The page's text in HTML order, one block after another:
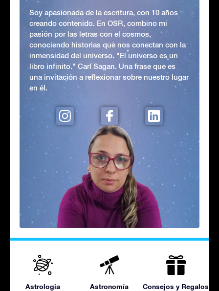
Soy apasionada de la escritura, con 10 años
creando contenido. En OSR, combino mi
pasión por las letras con el cosmos,
conociendo historias que nos conectan con la
inmensidad del universo. "El universo es un
libro infinito." Carl Sagan. Una frase que es
una invitación a reflexionar sobre nuestro lugar
en él.
Astrologia Astronomía Consejos y Regalos